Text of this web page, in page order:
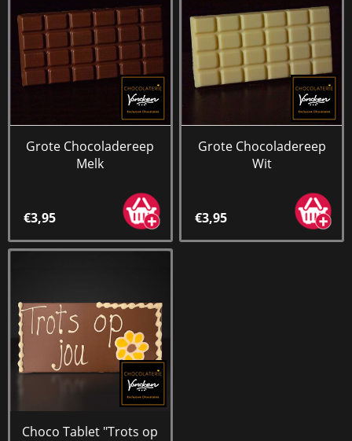
Grote Chocoladereep
Melk
€3,95
Grote Chocoladereep
Wit
€3,95
Choco Tablet "Trots op